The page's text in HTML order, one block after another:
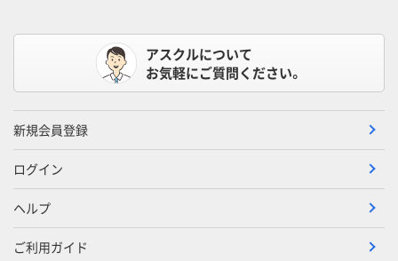
アスクルについて
お気軽にご質問ください。
新規会員登録
ログイン
ヘルプ
ご利用ガイド